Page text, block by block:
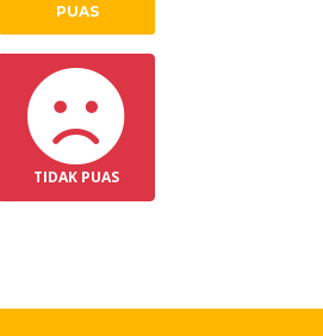
PUAS
TIDAK PUAS